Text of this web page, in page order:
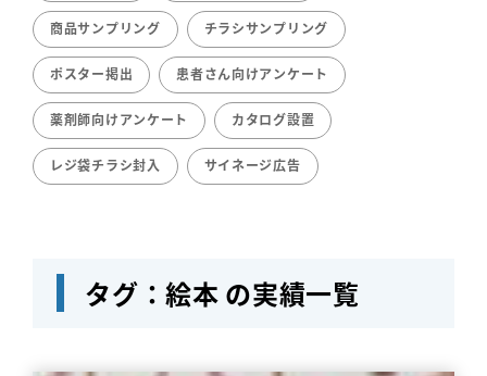
商品サンプリング チラシサンプリング
ポスター掲出 患者さん向けアンケート
薬剤師向けアンケート カタログ設置
レジ袋チラシ封入 サイネージ広告
タグ：絵本 の実績一覧